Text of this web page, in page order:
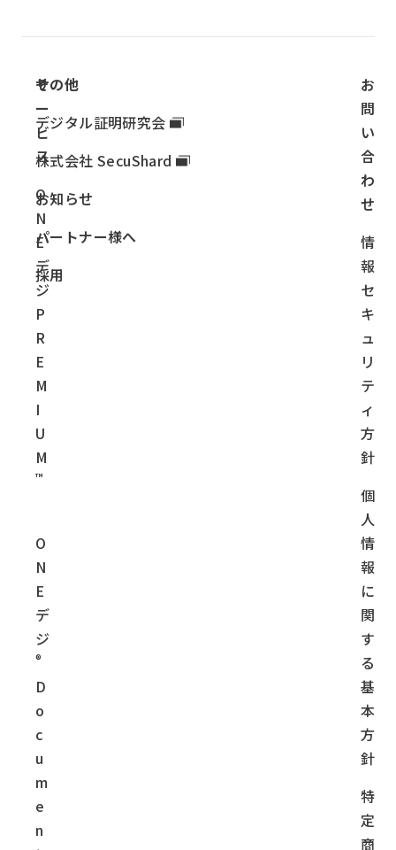
サ
ー
ビ
ス
O
N
E
デ
ジ
P
R
E
M
I
U
M
™
O
N
E
デ
ジ
®
D
o
c
u
m
e
n
その他
デジタル証明研究会
株式会社 SecuShard
お知らせ
パートナー様へ
採用
お
問
い
合
わ
せ
情
報
セ
キ
ュ
リ
テ
ィ
方
針
個
人
情
報
に
関
す
る
基
本
方
針
特
定
商